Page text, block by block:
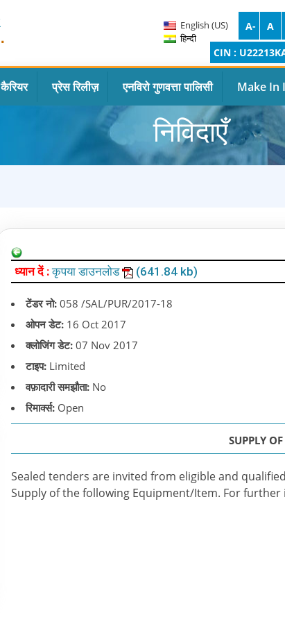
English (US)
हिन्दी
A- A
CIN :
कैरियर प्रेस रिलीज़ एनविरो गुणवत्ता पालिसी Make In
निविदाएँ
ध्यान दें :कृपया डाउनलोड (641.84 kb)
टेंडर नो: 058 /SAL/PUR/2017-18
ओपन डेट: 16 Oct 2017
क्लोजिंग डेट: 07 Nov 2017
टाइप: Limited
वफ़ादारी समझौता: No
रिमार्क्स: Open
SUPPLY
Sealed tenders are invited from eligible and
Supply of the following Equipment/Item. For